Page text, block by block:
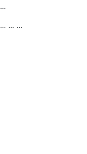
...
... ... ...